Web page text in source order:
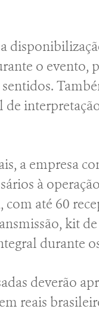
o evento,
de
a empresa
à
até 60
kit
durante
deverão
reais